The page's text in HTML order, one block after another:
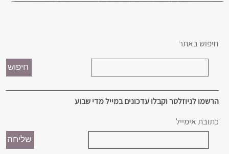
חיפוש באתר
הרשמו לניוזלטר וקבלו עדכונים במייל מדי שבוע
כתובת אימייל